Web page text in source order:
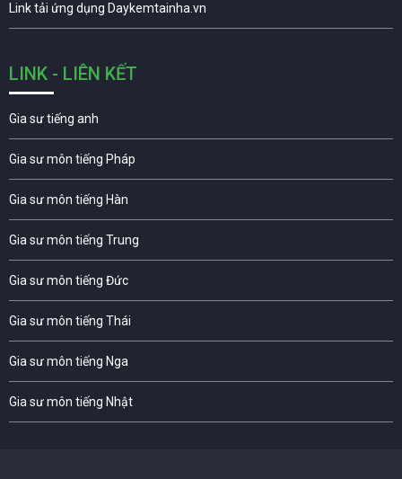
Link tải ứng dụng Daykemtainha.vn
LINK - LIÊN KẾT
Gia sư tiếng anh
Gia sư môn tiếng Pháp
Gia sư môn tiếng Hàn
Gia sư môn tiếng Trung
Gia sư môn tiếng Đức
Gia sư môn tiếng Thái
Gia sư môn tiếng Nga
Gia sư môn tiếng Nhật